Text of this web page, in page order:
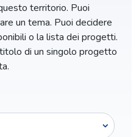
territorio. Puoi
un tema. Puoi decidere
o la lista dei progetti.
di un singolo progetto